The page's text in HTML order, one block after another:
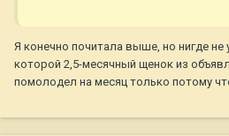
Я конечно почитала выше, но нигде не
которой 2,5-месячный щенок из
помолодел на месяц только потому